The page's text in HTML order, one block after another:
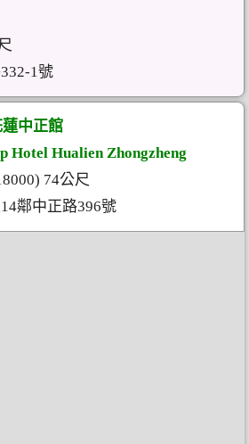
1號
中正館
Hotel Hualien Zhongzheng
74公尺
鄰中正路396號